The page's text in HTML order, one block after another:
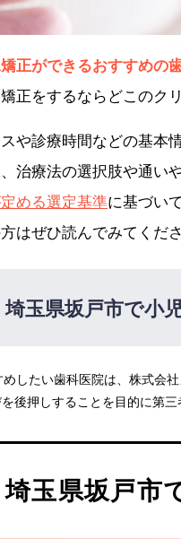
正ができるおすすめの
正をするならどこのク
や診療時間などの基本
治療法の選択肢や通い
める選定基準に基づい
はぜひ読んでみてくださ
埼玉県坂戸市で小
クリニック
ンジ歯科
仁会 本田矯正歯科クリニ
な歯科 坂戸院
したい歯科医院は、株式会
後押しすることを目的に第三
埼玉県坂戸市